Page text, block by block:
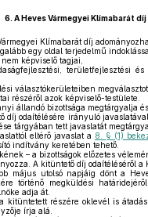
6. A Heves Vármegyei Klímabarát
Klímabarát díj
egy oldal terjedelmű
képviselő tagjai,
területfejlesztési
választókerületeiben
részéről azok képviselő-testülete.
állandó bizottsága megtárgyalja
díj odaítélésére irányuló
tárgyában tett javaslatát
eltérő javaslat a 8. § (1)
indítvány keretében tehető.
– a bizottságok előzetes
A kitüntető díj odaítéléséről a
május utolsó napjáig dönt a
történő megküldési
adja át.
kitüntetett részére oklevél is
írja alá.